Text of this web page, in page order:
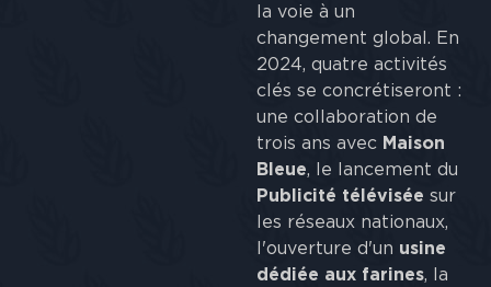
la voie à un
changement global. En
2024, quatre activités
clés se concrétiseront :
une collaboration de
trois ans avec Maison
Bleue, le lancement du
Publicité télévisée sur
les réseaux nationaux,
l'ouverture d'un usine
dédiée aux farines, la